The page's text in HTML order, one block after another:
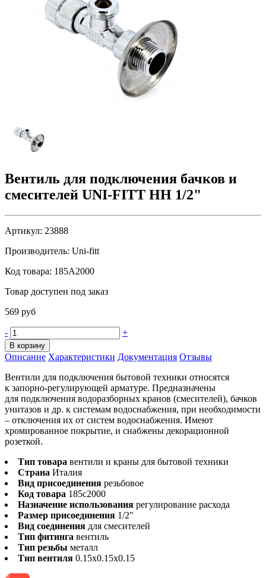
Вентиль для подключения бачков и
смесителей UNI-FITT НН 1/2"
Артикул: 23888
Производитель: Uni-fitt
Код товара: 185A2000
Товар доступен под заказ
569 руб
- +
В корзину
Описание Характеристики Документация Отзывы
Вентили для подключения бытовой техники относятся
к запорно-регулирующей арматуре. Предназначены
для подключения водоразборных кранов (смесителей), бачков
унитазов и др. к системам водоснабжения, при необходимости
– отключения их от систем водоснабжения. Имеют
хромированное покрытие, и снабжены декорационной
розеткой.
Тип товара вентили и краны для бытовой техники
Страна Италия
Вид присоединения резьбовое
Код товара 185c2000
Назначение использования регулирование расхода
Размер присоединения 1/2"
Вид соединения для смесителей
Тип фитинга вентиль
Тип резьбы металл
Тип вентиля 0.15x0.15x0.15